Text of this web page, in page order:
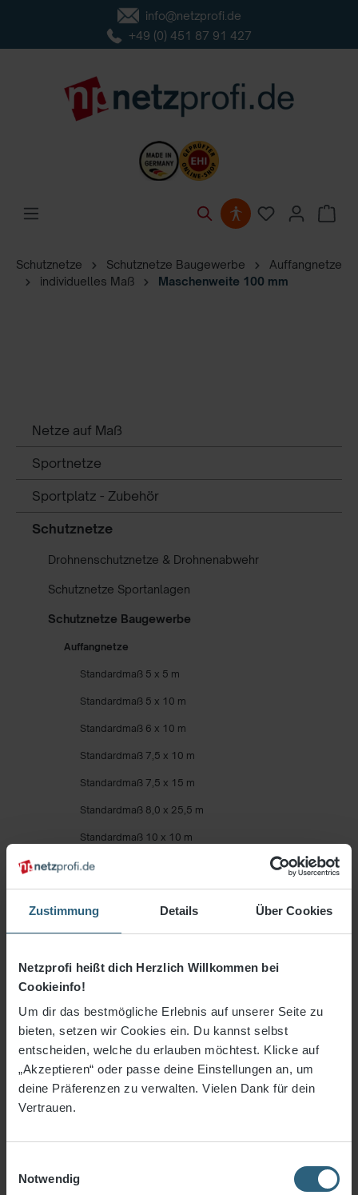
Zustimmung Details Über Cookies
Netzprofi heißt dich Herzlich Willkommen bei
Cookieinfo!
Um dir das bestmögliche Erlebnis auf unserer Seite zu
bieten, setzen wir Cookies ein. Du kannst selbst
entscheiden, welche du erlauben möchtest. Klicke auf
„Akzeptieren“ oder passe deine Einstellungen an, um
deine Präferenzen zu verwalten. Vielen Dank für dein
Vertrauen.
Notwendig
info@netzprofi.de
+49 (0) 451 87 91 427
Schutznetze Schutznetze Baugewerbe
Auffangnetze
individuelles Maß
Maschenweite 100 mm
Netze auf Maß
Sportnetze
Sportplatz - Zubehör
Schutznetze
Drohnenschutznetze & Drohnenabwehr
Schutznetze Sportanlagen
Schutznetze Baugewerbe
Auffangnetze
Standardmaß 5 x 5 m
Standardmaß 5 x 10 m
Standardmaß 6 x 10 m
Standardmaß 7,5 x 10 m
Standardmaß 7,5 x 15 m
Standardmaß 8,0 x 25,5 m
Standardmaß 10 x 10 m
Standardmaß 12,5 x 20,5 m
Standardmaß 12,5 x 25,5 m
Standardmaß 15 x 10 m
Standardmaß 25 x 10 m
Maschenweite 100 mm
Maschenweite 100 mm Premium
Maschenweite 45 mm